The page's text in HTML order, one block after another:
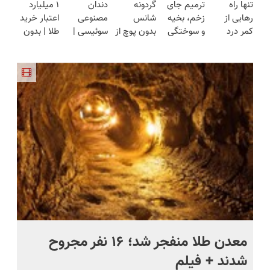
(تخفیف به
مدت
محدود)
محوش کن!
هوشمند ⚙️
(نصف
قیمت بازار
بزنید ! |
فقط ۲۵
میلیون !
درمنزل
درمانش کن
تنها راه
رهایی از
کمر درد
(◂پرسش‌نامه)
ترمیم جای
زخم، بخیه
و سوختگی
گردونه
شانس
بدون پوچ از
بیت کوین
🔥
دندان
مصنوعی
سوئیسی |
طبیعی!
ویزیت
رایگان+پرداخت
اقساطی😍
۱ میلیارد
اعتبار خرید
طلا | بدون
معدن طلا منفجر شد؛ ۱۶ نفر مجروح
شدند + فیلم